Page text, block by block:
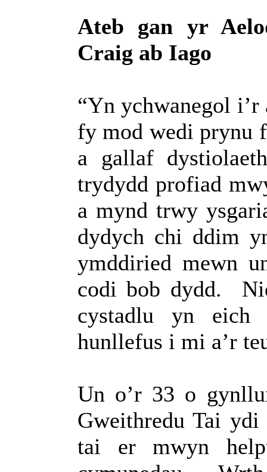
Ateb gan yr
Craig ab Iago
“Yn ychwanegol
fy mod wedi prynu
a gallaf
trydydd profiad
a mynd trwy
dydych chi ddim
ymddiried mewn
codi bob dydd.
cystadlu yn eich
hunllefus i mi a’r
Un o’r 33 o
Gweithredu Tai
tai er mwyn